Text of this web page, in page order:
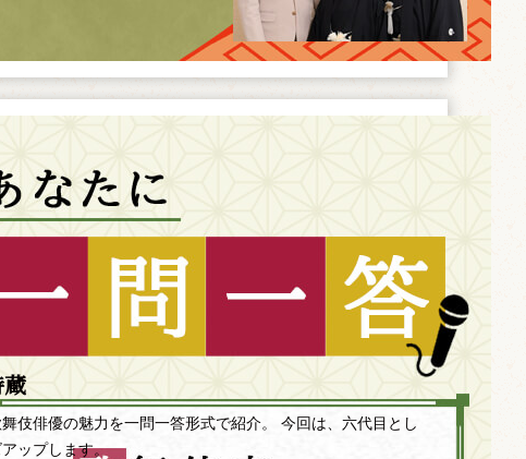
伎俳優の魅力を一問一答形式で紹介。 今回は、六代目とし
ップします。